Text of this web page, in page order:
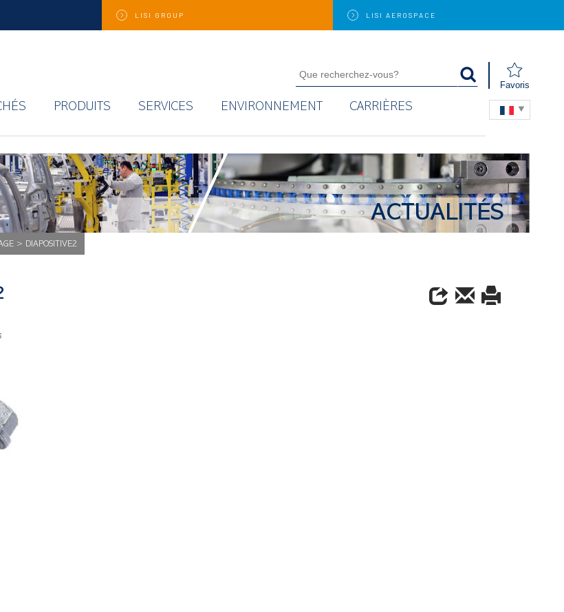
LISI GROUP LISI AEROSPACE
Favoris
PRODUITS SERVICES ENVIRONNEMENT
CARRIÈRES
ACTUALITÉS
> DIAPOSITIVE2